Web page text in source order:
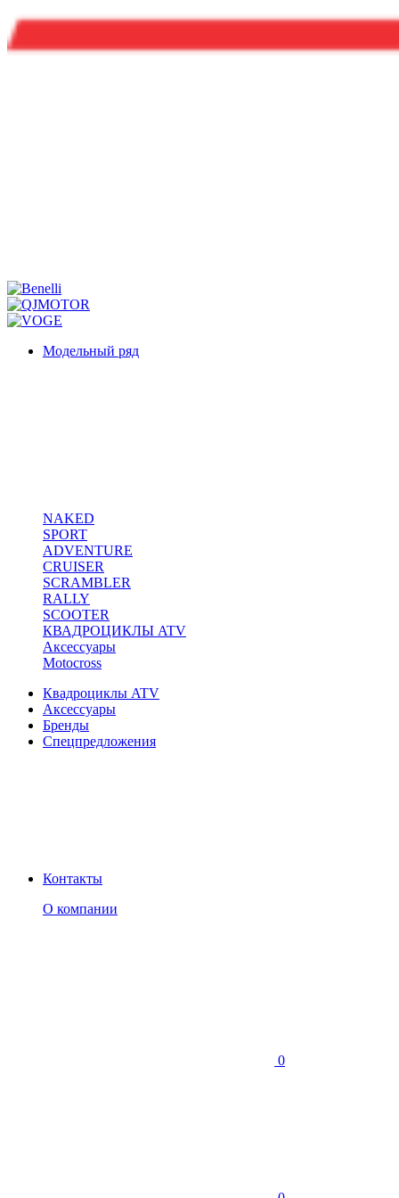
Модельный ряд
NAKED
SPORT
ADVENTURE
CRUISER
SCRAMBLER
RALLY
SCOOTER
КВАДРОЦИКЛЫ ATV
Аксессуары
Motocross
Квадроциклы ATV
Аксессуары
Бренды
Спецпредложения
Контакты
О компании
0